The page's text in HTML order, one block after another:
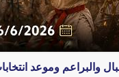
والبراعم وموعد